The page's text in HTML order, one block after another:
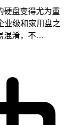
硬盘变得尤为重
业级和家用盘之
混淆，不…